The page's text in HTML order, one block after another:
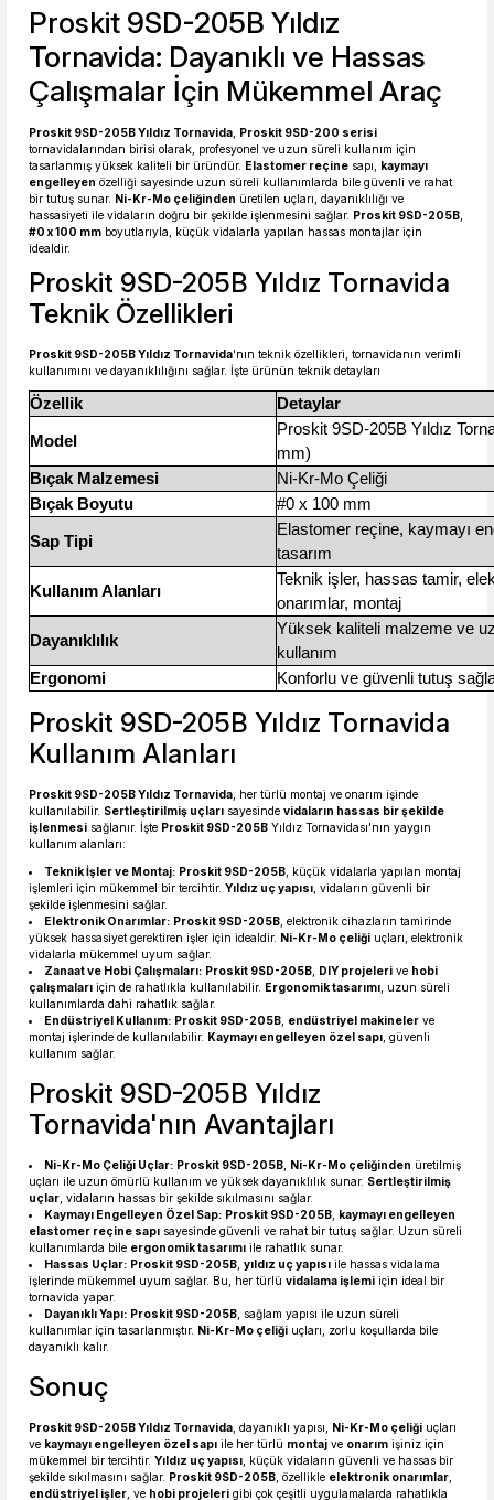
Güvenilir Alışveriş 30,74 TL den başlayan taksitlerle! x 9
Proskit 9SD-205B Yıldız
Tornavida: Dayanıklı ve Hassas
Çalışmalar İçin Mükemmel Araç
Proskit 9SD-205B Yıldız Tornavida Proskit 9SD-200 serisi
tornavidalarından birisi olarak, profesyonel ve uzun süreli kullanım için
tasarlanmış yüksek kaliteli bir üründür. Elastomer reçine sapı, kaymayı
engelleyen özelliği sayesinde uzun süreli kullanımlarda bile güvenli ve rahat
bir tutuş sunar. Ni-Kr-Mo çeliğinden üretilen uçları, dayanıklılığı ve
hassasiyeti ile vidaların doğru bir şekilde işlenmesini sağlar. Proskit 9SD-205B
#0 x 100 mm boyutlarıyla, küçük vidalarla yapılan hassas montajlar için
idealdir.
Proskit 9SD-205B Yıldız Tornavida
Teknik Özellikleri
Proskit 9SD-205B Yıldız Tornavida'nın teknik özellikleri, tornavidanın verimli
kullanımını ve dayanıklılığını sağlar. İşte ürünün teknik detayları
Özellik Detaylar
Model
Proskit 9SD-205B Yıldız
mm)
Bıçak Malzemesi
Ni-Kr-Mo Çeliği
Bıçak Boyutu
#0 x 100 mm
Sap Tipi
Elastomer reçine, kaymayı
tasarım
Kullanım Alanları
Teknik işler, hassas tamir,
onarımlar, montaj
Dayanıklılık
Yüksek kaliteli malzeme ve
kullanım
Ergonomi
Konforlu ve güvenli tutuş
Proskit 9SD-205B Yıldız Tornavida
Kullanım Alanları
Proskit 9SD-205B Yıldız Tornavida , her türlü montaj ve onarım işinde
kullanılabilir. Sertleştirilmiş uçları sayesinde vidaların hassas bir şekilde
işlenmesi sağlanır. İşte Proskit 9SD-205B Yıldız Tornavidası'nın yaygın
kullanım alanları:
Teknik İşler ve Montaj: Proskit 9SD-205B , küçük vidalarla yapılan montaj
işlemleri için mükemmel bir tercihtir. Yıldız uç yapısı , vidaların güvenli bir
şekilde işlenmesini sağlar.
Elektronik Onarımlar: Proskit 9SD-205B , elektronik cihazların tamirinde
yüksek hassasiyet gerektiren işler için idealdir. Ni-Kr-Mo çeliği uçları, elektronik
vidalarla mükemmel uyum sağlar.
Zanaat ve Hobi Çalışmaları: Proskit 9SD-205B DIY projeleri ve hobi
çalışmaları için de rahatlıkla kullanılabilir. Ergonomik tasarımı , uzun süreli
kullanımlarda dahi rahatlık sağlar.
Endüstriyel Kullanım: Proskit 9SD-205B endüstriyel makineler ve
montaj işlerinde de kullanılabilir. Kaymayı engelleyen özel sapı , güvenli
kullanım sağlar.
Proskit 9SD-205B Yıldız
Tornavida'nın Avantajları
Ni-Kr-Mo Çeliği Uçlar: Proskit 9SD-205B Ni-Kr-Mo çeliğinden üretilmiş
uçları ile uzun ömürlü kullanım ve yüksek dayanıklılık sunar. Sertleştirilmiş
uçlar , vidaların hassas bir şekilde sıkılmasını sağlar.
Kaymayı Engelleyen Özel Sap: Proskit 9SD-205B kaymayı engelleyen
elastomer reçine sapı sayesinde güvenli ve rahat bir tutuş sağlar. Uzun süreli
kullanımlarda bile ergonomik tasarımı ile rahatlık sunar.
Hassas Uçlar: Proskit 9SD-205B ,yıldız uç yapısı ile hassas vidalama
işlerinde mükemmel uyum sağlar. Bu, her türlü vidalama işlemi için ideal bir
tornavida yapar.
Dayanıklı Yapı: Proskit 9SD-205B , sağlam yapısı ile uzun süreli
kullanımlar için tasarlanmıştır. Ni-Kr-Mo çeliği uçları, zorlu koşullarda bile
dayanıklı kalır.
Sonuç
Proskit 9SD-205B Yıldız Tornavida , dayanıklı yapısı, Ni-Kr-Mo çeliği uçları
ve kaymayı engelleyen özel sapı ile her türlü montaj ve onarım işiniz için
mükemmel bir tercihtir. Yıldız uç yapısı , küçük vidaların güvenli ve hassas bir
şekilde sıkılmasını sağlar. Proskit 9SD-205B , özellikle elektronik onarımlar
endüstriyel işler , ve hobi projeleri gibi çok çeşitli uygulamalarda rahatlıkla